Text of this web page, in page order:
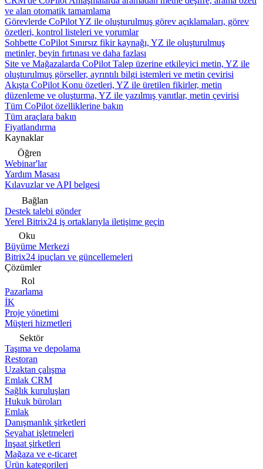
ve alan otomatik tamamlama
Görevlerde CoPilotYZ ile oluşturulmuş görev açıklamaları, görev
özetleri, kontrol listeleri ve yorumlar
Sohbette CoPilot Sınırsız fikir kaynağı, YZ ile oluşturulmuş
metinler, beyin fırtınası ve daha fazlası
Site ve Mağazalarda CoPilot Talep üzerine etkileyici metin, YZ ile
oluşturulmuş görseller, ayrıntılı bilgi istemleri ve metin çevirisi
Akışta CoPilot Konu özetleri, YZ ile üretilen fikirler, metin
düzenleme ve oluşturma, YZ ile yazılmış yanıtlar, metin çevirisi
Tüm CoPilot özelliklerine bakın
Tüm araçlara bakın
Fiyatlandırma
Kaynaklar
Öğren
Webinar'lar
Yardım Masası
Kılavuzlar ve API belgesi
Bağlan
Destek talebi gönder
Yerel Bitrix24 iş ortaklarıyla iletişime geçin
Oku
Büyüme Merkezi
Bitrix24 ipuçları ve güncellemeleri
Çözümler
Rol
Pazarlama
İK
Proje yönetimi
Müşteri hizmetleri
Sektör
Taşıma ve depolama
Restoran
Uzaktan çalışma
Emlak CRM
Sağlık kuruluşları
Hukuk büroları
Emlak
Danışmanlık şirketleri
Seyahat işletmeleri
İnşaat şirketleri
Mağaza ve e-ticaret
Ürün kategorileri